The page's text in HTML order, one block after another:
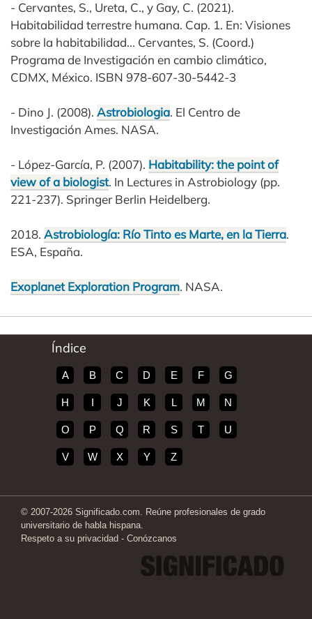
- Cervantes, S., Ureta, C., y Gay, C. (2021).
Habitabilidad terrestre humana. Cap. 1. En: Visiones
sobre la habitabilidad... Cervantes, S. (Coord.)
Programa de Investigación en cambio climático,
CDMX, México. ISBN 978-607-30-5442-3
- Dino J. (2008). Astrobiologia. El Centro de
Investigación Ames. NASA.
- López-García, P. (2007). Habitability: the point of
view of a biologist. In Lectures in Astrobiology (pp.
221-237). Springer Berlin Heidelberg.
2018. Astrobiología: Río Tinto es Marte, en la Tierra.
ESA, España.
Exoplanet Exploration Program. NASA.
Índice
A B C D E F G
H I J K L M N
O P Q R S T U
V W X Y Z
© 2007-2026 Significado.com. Reúne profesionales de grado
universitario de habla hispana.
Respeto a su privacidad - Conózcanos